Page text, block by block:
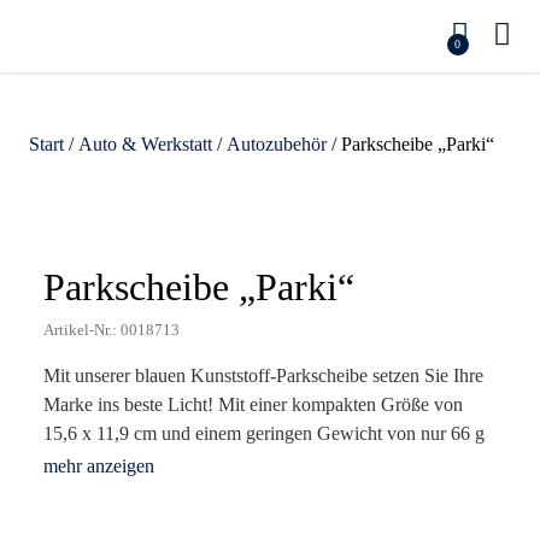
0
Start / Auto & Werkstatt / Autozubehör/ Parkscheibe „Parki“
Parkscheibe „Parki“
Artikel-Nr.: 0018713
Mit unserer blauen Kunststoff-Parkscheibe setzen Sie Ihre
Marke ins beste Licht! Mit einer kompakten Größe von
15,6 x 11,9 cm und einem geringen Gewicht von nur 66 g
ist sie nicht nur praktisch, sondern auch ein dauerhafter